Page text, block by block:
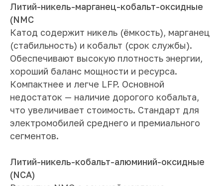
Литий-никель-марганец-кобальт-оксидные
(NMC
Катод содержит никель (ёмкость), марганец
(стабильность) и кобальт (срок службы).
Обеспечивают высокую плотность энергии,
хороший баланс мощности и ресурса.
Компактнее и легче LFP. Основной
недостаток — наличие дорогого кобальта,
что увеличивает стоимость. Стандарт для
электромобилей среднего и премиального
сегментов.
Литий-никель-кобальт-алюминий-оксидные
(NCA)